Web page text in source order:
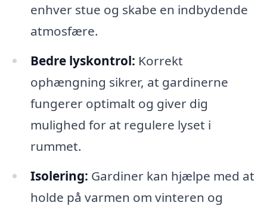
enhver stue og skabe en indbydende
atmosfære.
Bedre lyskontrol: Korrekt
ophængning sikrer, at gardinerne
fungerer optimalt og giver dig
mulighed for at regulere lyset i
rummet.
Isolering: Gardiner kan hjælpe med at
holde på varmen om vinteren og